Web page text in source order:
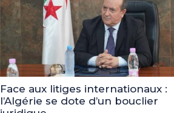
Face aux litiges internationaux :
l’Algérie se dote d’un bouclier